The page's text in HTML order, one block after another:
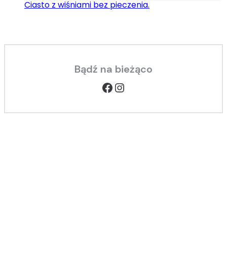
Ciasto z wiśniami bez pieczenia.
Bądź na bieżąco
Facebook
Instagram